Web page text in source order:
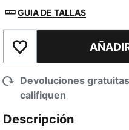
GUIA DE TALLAS
Añadir a la lista de
Devoluciones
califiquen
Descripción